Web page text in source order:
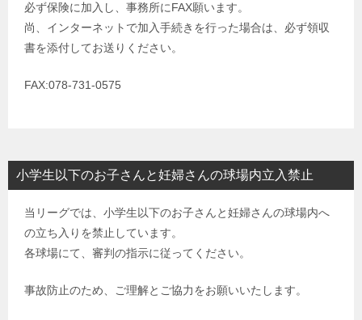
必ず保険に加入し、事務所にFAX願います。
尚、インターネットで加入手続きを行った場合は、必ず領収
書を添付してお送りください。
FAX:078-731-0575
小学生以下のお子さんと妊婦さんの球場内立入禁止
当リーグでは、小学生以下のお子さんと妊婦さんの球場内へ
の立ち入りを禁止しています。
各球場にて、審判の指示に従ってください。
事故防止のため、ご理解とご協力をお願いいたします。